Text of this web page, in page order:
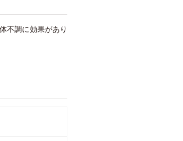
不調に効果があり